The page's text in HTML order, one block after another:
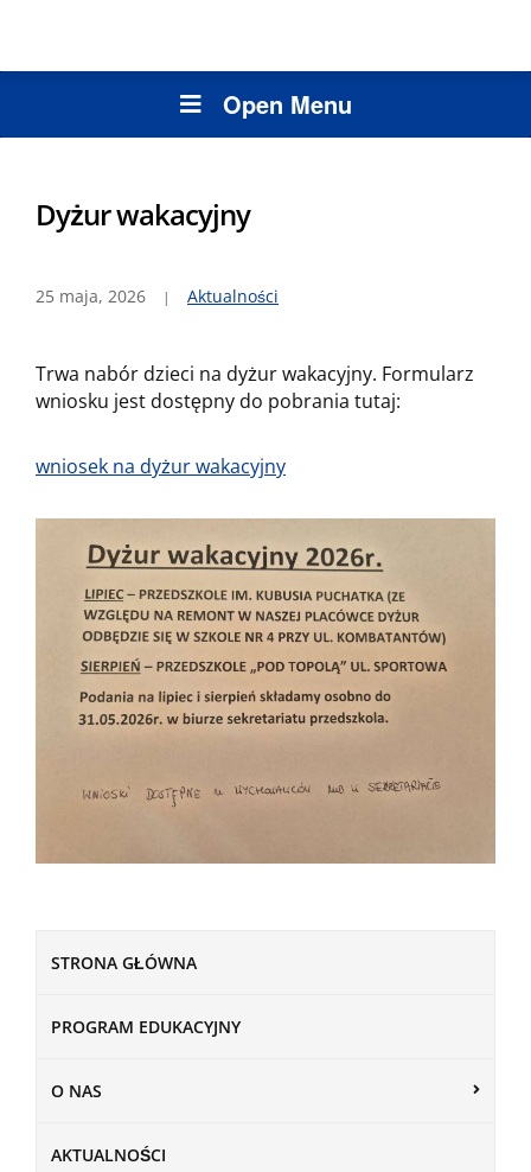
Open Menu
STRONA GŁÓWNA
PROGRAM EDUKACYJNY
O NAS
AKTUALNOŚCI
Dyżur wakacyjny
25 maja, 2026 Aktualności
Trwa nabór dzieci na dyżur wakacyjny. Formularz
wniosku jest dostępny do pobrania tutaj:
wniosek na dyżur wakacyjny